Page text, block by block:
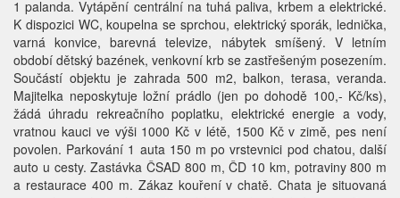
1 palanda. Vytápění centrální na tuhá paliva, krbem a elektrické.
K dispozici WC, koupelna se sprchou, elektrický sporák, lednička,
varná konvice, barevná televize, nábytek smíšený. V letním
období dětský bazének, venkovní krb se zastřešeným posezením.
Součástí objektu je zahrada 500 m2, balkon, terasa, veranda.
Majitelka neposkytuje ložní prádlo (jen po dohodě 100,- Kč/ks),
žádá úhradu rekreačního poplatku, elektrické energie a vody,
vratnou kauci ve výši 1000 Kč v létě, 1500 Kč v zimě, pes není
povolen. Parkování 1 auta 150 m po vrstevnici pod chatou, další
auto u cesty. Zastávka ČSAD 800 m, ČD 10 km, potraviny 800 m
a restaurace 400 m. Zákaz kouření v chatě. Chata je situovaná